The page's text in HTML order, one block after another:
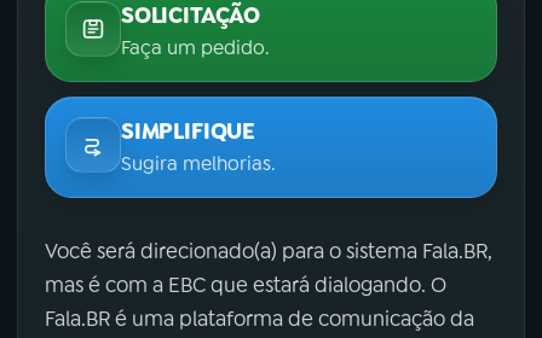
SOLICITAÇÃO
Faça um pedido.
SIMPLIFIQUE
Sugira melhorias.
Você será direcionado(a) para o sistema Fala.BR,
mas é com a EBC que estará dialogando. O
Fala.BR é uma plataforma de comunicação da